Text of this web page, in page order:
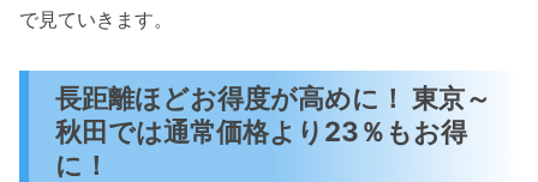
で見ていきます。
長距離ほどお得度が高めに！ 東京～
秋田では通常価格より23％もお得
に！